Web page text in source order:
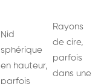
Nid
sphérique
en hauteur,
parfois
Rayons
de cire,
parfois
dans une